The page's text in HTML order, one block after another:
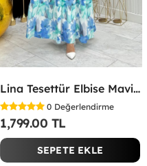
Lina Tesettür Elbise Mavi Mavi
0 Değerlendirme
1,799.00 TL
SEPETE EKLE